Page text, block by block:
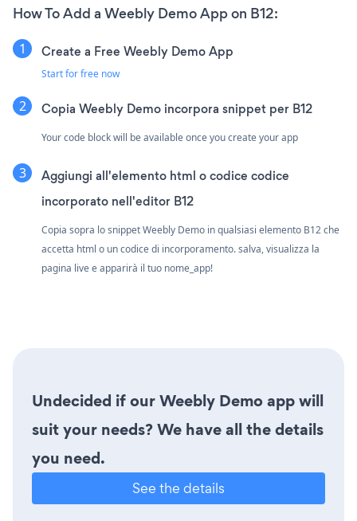
How To Add a Weebly Demo App on B12:
Create a Free Weebly Demo App
Start for free now
Copia Weebly Demo incorpora snippet per B12
Your code block will be available once you create your app
Aggiungi all'elemento html o codice codice
incorporato nell'editor B12
Copia sopra lo snippet Weebly Demo in qualsiasi elemento B12 che
accetta html o un codice di incorporamento. salva, visualizza la
pagina live e apparirà il tuo nome_app!
Undecided if our Weebly Demo app will
suit your needs? We have all the details
you need.
See the details